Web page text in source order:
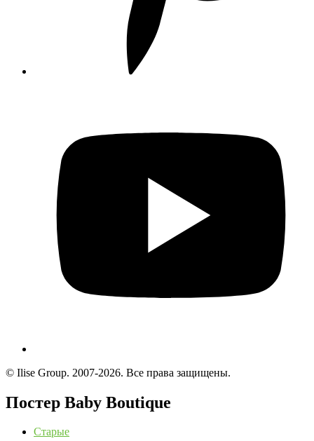
© Ilise Group. 2007-2026. Все права защищены.
Постер Baby Boutique
Старые